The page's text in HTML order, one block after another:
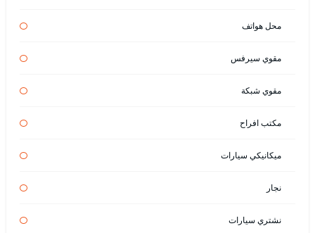
محل هواتف
مقوي سيرفس
مقوي شبكة
مكتب افراح
ميكانيكي سيارات
نجار
نشتري سيارات